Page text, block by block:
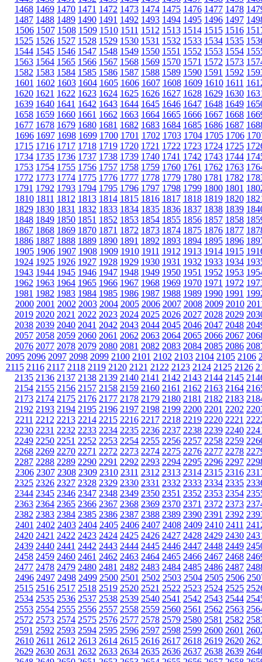
1468 1469 1470 1471 1472 1473 1474 1475 1476 1477 1478
1487 1488 1489 1490 1491 1492 1493 1494 1495 1496 1497
1506 1507 1508 1509 1510 1511 1512 1513 1514 1515 1516
1525 1526 1527 1528 1529 1530 1531 1532 1533 1534 1535
1544 1545 1546 1547 1548 1549 1550 1551 1552 1553 1554
1563 1564 1565 1566 1567 1568 1569 1570 1571 1572 1573
1582 1583 1584 1585 1586 1587 1588 1589 1590 1591 1592
1601 1602 1603 1604 1605 1606 1607 1608 1609 1610 1611
1620 1621 1622 1623 1624 1625 1626 1627 1628 1629 1630
1639 1640 1641 1642 1643 1644 1645 1646 1647 1648 1649
1658 1659 1660 1661 1662 1663 1664 1665 1666 1667 1668
1677 1678 1679 1680 1681 1682 1683 1684 1685 1686 1687
1696 1697 1698 1699 1700 1701 1702 1703 1704 1705 1706
1715 1716 1717 1718 1719 1720 1721 1722 1723 1724 1725
1734 1735 1736 1737 1738 1739 1740 1741 1742 1743 1744
1753 1754 1755 1756 1757 1758 1759 1760 1761 1762 1763
1772 1773 1774 1775 1776 1777 1778 1779 1780 1781 1782
1791 1792 1793 1794 1795 1796 1797 1798 1799 1800 1801
1810 1811 1812 1813 1814 1815 1816 1817 1818 1819 1820
1829 1830 1831 1832 1833 1834 1835 1836 1837 1838 1839
1848 1849 1850 1851 1852 1853 1854 1855 1856 1857 1858
1867 1868 1869 1870 1871 1872 1873 1874 1875 1876 1877
1886 1887 1888 1889 1890 1891 1892 1893 1894 1895 1896
1905 1906 1907 1908 1909 1910 1911 1912 1913 1914 1915
1924 1925 1926 1927 1928 1929 1930 1931 1932 1933 1934
1943 1944 1945 1946 1947 1948 1949 1950 1951 1952 1953
1962 1963 1964 1965 1966 1967 1968 1969 1970 1971 1972
1981 1982 1983 1984 1985 1986 1987 1988 1989 1990 1991
2000 2001 2002 2003 2004 2005 2006 2007 2008 2009 2010
2019 2020 2021 2022 2023 2024 2025 2026 2027 2028 2029
2038 2039 2040 2041 2042 2043 2044 2045 2046 2047 2048
2057 2058 2059 2060 2061 2062 2063 2064 2065 2066 2067
2076 2077 2078 2079 2080 2081 2082 2083 2084 2085 2086
2095 2096 2097 2098 2099 2100 2101 2102 2103 2104 2105 2106
2115 2116 2117 2118 2119 2120 2121 2122 2123 2124 2125 2126
2135 2136 2137 2138 2139 2140 2141 2142 2143 2144 2145
2154 2155 2156 2157 2158 2159 2160 2161 2162 2163 2164
2173 2174 2175 2176 2177 2178 2179 2180 2181 2182 2183
2192 2193 2194 2195 2196 2197 2198 2199 2200 2201 2202
2211 2212 2213 2214 2215 2216 2217 2218 2219 2220 2221
2230 2231 2232 2233 2234 2235 2236 2237 2238 2239 2240
2249 2250 2251 2252 2253 2254 2255 2256 2257 2258 2259
2268 2269 2270 2271 2272 2273 2274 2275 2276 2277 2278
2287 2288 2289 2290 2291 2292 2293 2294 2295 2296 2297
2306 2307 2308 2309 2310 2311 2312 2313 2314 2315 2316
2325 2326 2327 2328 2329 2330 2331 2332 2333 2334 2335
2344 2345 2346 2347 2348 2349 2350 2351 2352 2353 2354
2363 2364 2365 2366 2367 2368 2369 2370 2371 2372 2373
2382 2383 2384 2385 2386 2387 2388 2389 2390 2391 2392
2401 2402 2403 2404 2405 2406 2407 2408 2409 2410 2411
2420 2421 2422 2423 2424 2425 2426 2427 2428 2429 2430
2439 2440 2441 2442 2443 2444 2445 2446 2447 2448 2449
2458 2459 2460 2461 2462 2463 2464 2465 2466 2467 2468
2477 2478 2479 2480 2481 2482 2483 2484 2485 2486 2487
2496 2497 2498 2499 2500 2501 2502 2503 2504 2505 2506
2515 2516 2517 2518 2519 2520 2521 2522 2523 2524 2525
2534 2535 2536 2537 2538 2539 2540 2541 2542 2543 2544
2553 2554 2555 2556 2557 2558 2559 2560 2561 2562 2563
2572 2573 2574 2575 2576 2577 2578 2579 2580 2581 2582
2591 2592 2593 2594 2595 2596 2597 2598 2599 2600 2601
2610 2611 2612 2613 2614 2615 2616 2617 2618 2619 2620
2629 2630 2631 2632 2633 2634 2635 2636 2637 2638 2639